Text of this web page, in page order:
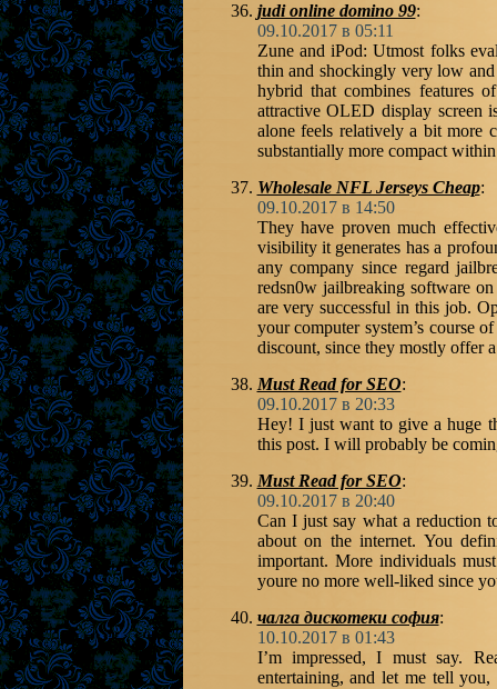
judi online domino 99:
09.10.2017 в 05:11
Zune and iPod: Utmost folks
thin and shockingly very low
hybrid that combines features
attractive OLED display screen
alone feels relatively a bit more
substantially more compact
Wholesale NFL Jerseys Cheap:
09.10.2017 в 14:50
They have proven much
visibility it generates has a
any company since regard
redsn0w jailbreaking software
are very successful in this job.
your computer system’s course
discount, since they mostly offer
Must Read for SEO:
09.10.2017 в 20:33
Hey! I just want to give a huge
this post. I will probably be
Must Read for SEO:
09.10.2017 в 20:40
Can I just say what a reduction
about on the internet. You
important. More individuals
youre no more well-liked since
чалга дискотеки софия:
10.10.2017 в 01:43
I’m impressed, I must say.
entertaining, and let me tell